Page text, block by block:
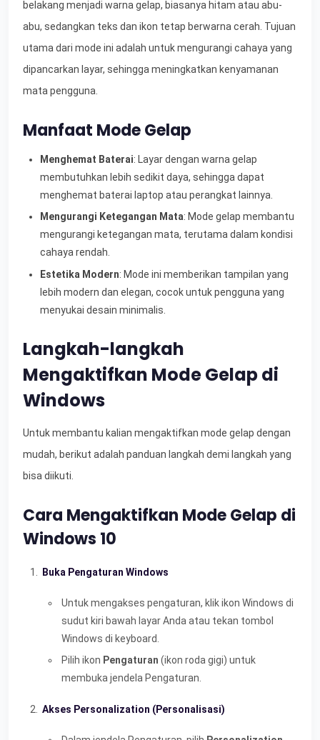
belakang menjadi warna gelap, biasanya hitam atau abu-
abu, sedangkan teks dan ikon tetap berwarna cerah. Tujuan
utama dari mode ini adalah untuk mengurangi cahaya yang
dipancarkan layar, sehingga meningkatkan kenyamanan
mata pengguna.
Manfaat Mode Gelap
Menghemat Baterai: Layar dengan warna gelap
membutuhkan lebih sedikit daya, sehingga dapat
menghemat baterai laptop atau perangkat lainnya.
Mengurangi Ketegangan Mata: Mode gelap membantu
mengurangi ketegangan mata, terutama dalam kondisi
cahaya rendah.
Estetika Modern: Mode ini memberikan tampilan yang
lebih modern dan elegan, cocok untuk pengguna yang
menyukai desain minimalis.
Langkah-langkah
Mengaktifkan Mode Gelap di
Windows
Untuk membantu kalian mengaktifkan mode gelap dengan
mudah, berikut adalah panduan langkah demi langkah yang
bisa diikuti.
Cara Mengaktifkan Mode Gelap di
Windows 10
Buka Pengaturan Windows
Untuk mengakses pengaturan, klik ikon Windows di
sudut kiri bawah layar Anda atau tekan tombol
Windows di keyboard.
Pilih ikon Pengaturan (ikon roda gigi) untuk
membuka jendela Pengaturan.
Akses Personalization (Personalisasi)